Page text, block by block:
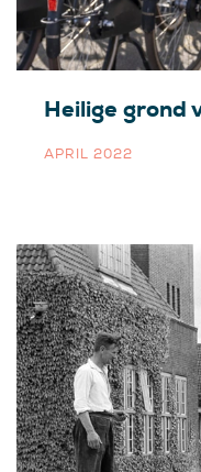
Heilige grond
APRIL 2022